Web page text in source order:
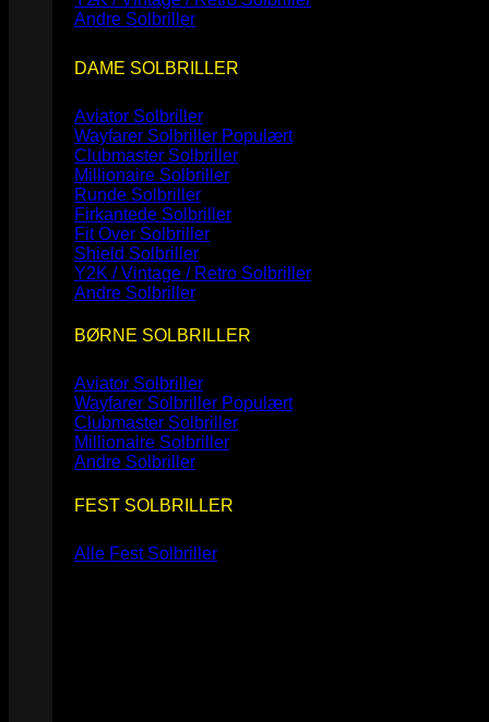
Andre Solbriller
DAME SOLBRILLER
Aviator Solbriller
Wayfarer Solbriller
Clubmaster Solbriller
Millionaire Solbriller
Runde Solbriller
Firkantede Solbriller
Fit Over Solbriller
Shield Solbriller
Y2K / Vintage / Retro Solbriller
Andre Solbriller
BØRNE SOLBRILLER
Aviator Solbriller
Wayfarer Solbriller
Clubmaster Solbriller
Millionaire Solbriller
Andre Solbriller
FEST SOLBRILLER
Alle Fest Solbriller